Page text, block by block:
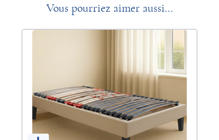
Vous pourriez aimer aussi...